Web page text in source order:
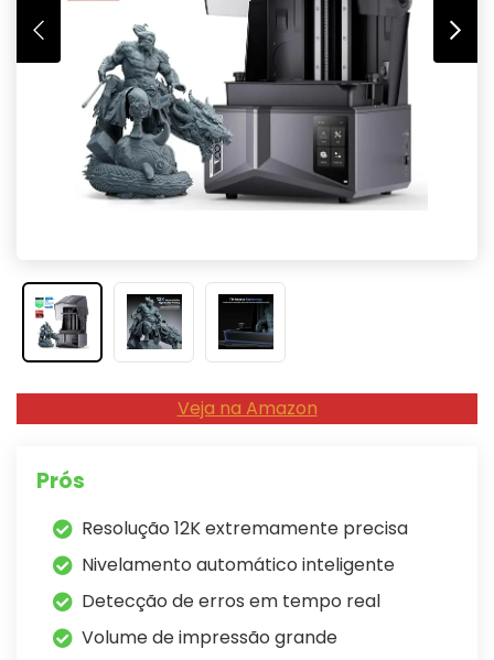
Veja na Amazon
Prós
Resolução 12K extremamente precisa
Nivelamento automático inteligente
Detecção de erros em tempo real
Volume de impressão grande